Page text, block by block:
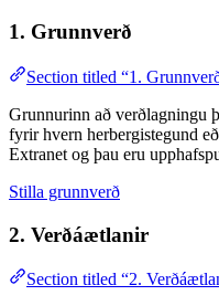
1. Grunnverð
Section titled “1.
Grunnurinn að verðlagningu
fyrir hvern herbergistegund
Extranet og þau eru
Stilla grunnverð
2. Verðáætlanir
Section titled “2.